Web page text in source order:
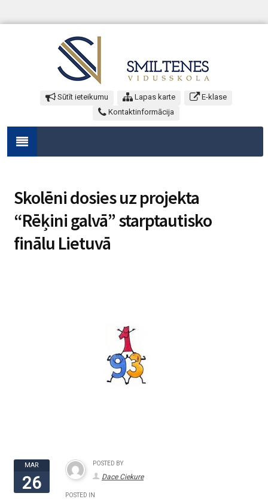
Sūtīt ieteikumu Lapas karte
E-klase
Kontaktinformācija
Skolēni dosies uz projekta
“Rēķini galvā” starptautisko
finālu Lietuvā
MAR
26
POSTED BY
Dace Ciekure
POSTED IN